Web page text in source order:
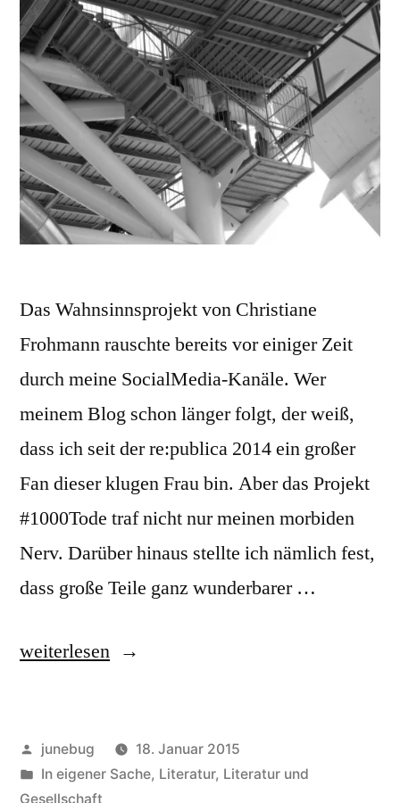
Das Wahnsinnsprojekt von Christiane
Frohmann rauschte bereits vor einiger Zeit
durch meine SocialMedia-Kanäle. Wer
meinem Blog schon länger folgt, der weiß,
dass ich seit der re:publica 2014 ein großer
Fan dieser klugen Frau bin. Aber das Projekt
#1000Tode traf nicht nur meinen morbiden
Nerv. Darüber hinaus stellte ich nämlich fest,
dass große Teile ganz wunderbarer …
„Über
weiterlesen
Veröffentlicht
von
junebug
18. Januar 2015
Veröffentlicht
in
In eigener Sache, Literatur, Literatur und
Gesellschaft